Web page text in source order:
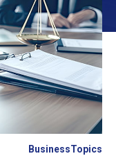
BusinessTopics